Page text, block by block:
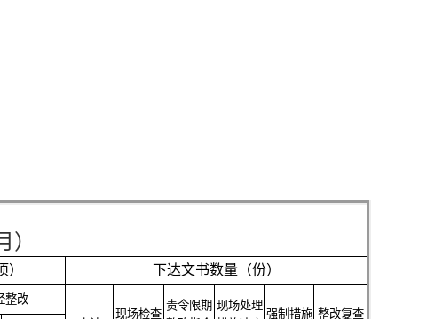
）
下达文书数量（份）
整改
现场检查
责令限期 现场处理
强制措施 整改复查